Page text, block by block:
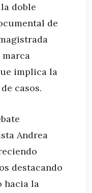
doble
de
implica la
casos.
Andrea
destacando
hacia la